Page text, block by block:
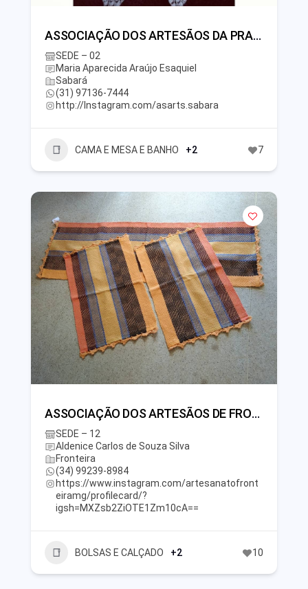
ASSOCIAÇÃO DOS ARTESÃOS DA PRAÇA SANTA RITA DE SABARÁ
SEDE – 02
Maria Aparecida Araújo Esaquiel
Sabará
(31) 97136-7444
http://Instagram.com/asarts.sabara
CAMA E MESA E BANHO +2 7
ASSOCIAÇÃO DOS ARTESÃOS DE FRONTEIRA
SEDE – 12
Aldenice Carlos de Souza Silva
Fronteira
(34) 99239-8984
https://www.instagram.com/artesanatofront
eiramg/profilecard/?
igsh=MXZsb2ZiOTE1Zm10cA==
BOLSAS E CALÇADO +2 10